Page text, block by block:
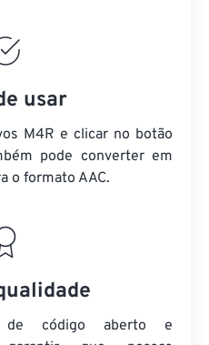
usar
M4R e clicar no botão
pode converter em
o formato AAC.
de código aberto e